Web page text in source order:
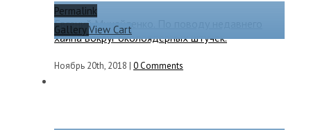
Permalink
GalleryView Cart
Евгений Михайленко. По поводу недавнего
хайпа вокруг околоядерных штучек.
Ноябрь 20th, 2018 | 0 Comments